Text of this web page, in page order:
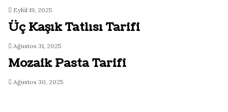
Eylül 19, 2025
Üç Kaşık Tatlısı Tarifi
Ağustos 31, 2025
Mozaik Pasta Tarifi
Ağustos 30, 2025